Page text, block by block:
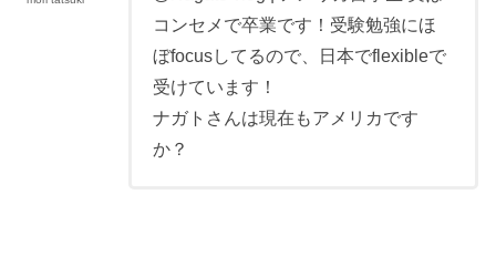
コンセメで卒業です！受験勉強にほ
ぼfocusしてるので、日本でflexibleで
受けています！
ナガトさんは現在もアメリカです
か？